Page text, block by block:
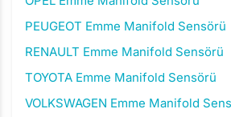
PEUGEOT Emme Manifold Sensörü
RENAULT Emme Manifold Sensörü
TOYOTA Emme Manifold Sensörü
VOLKSWAGEN Emme Manifold